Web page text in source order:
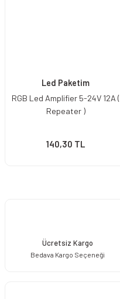
Led Paketim
RGB Led Amplifier 5-24V 12A (
Repeater )
140,30 TL
Ücretsiz Kargo
Bedava Kargo Seçeneği